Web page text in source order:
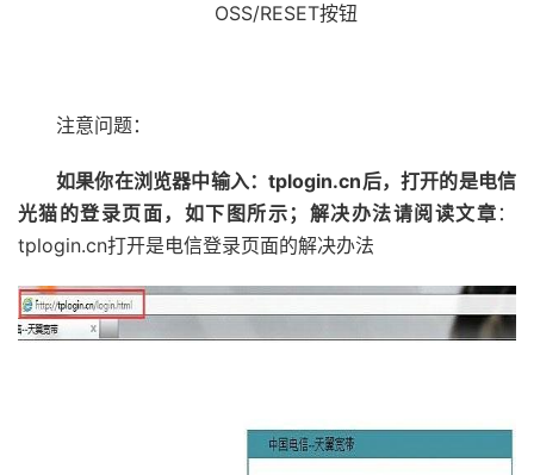
OSS/RESET按钮
注意问题：
如果你在浏览器中输入：tplogin.cn后，打开的是电信
光猫的登录页面，如下图所示；解决办法请阅读文章 ：
tplogin.cn打开是电信登录页面的解决办法